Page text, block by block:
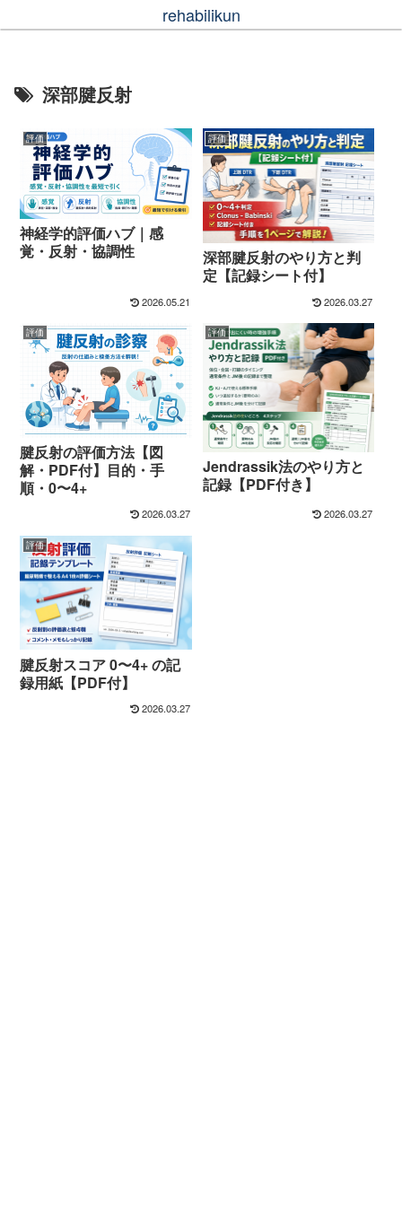
rehabilikun
深部腱反射
評価
神経学的評価ハブ｜感
覚・反射・協調性
2026.05.21
評価
深部腱反射のやり方と判
定【記録シート付】
2026.03.27
評価
腱反射の評価方法【図
解・PDF付】目的・手
順・0〜4+
2026.03.27
評価
Jendrassik法のやり方と
記録【PDF付き】
2026.03.27
評価
腱反射スコア 0〜4+ の記
録用紙【PDF付】
2026.03.27